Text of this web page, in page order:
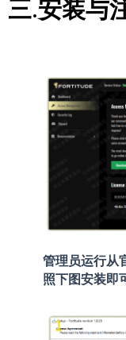
三.安装与
管理员运行从
照下图安装即